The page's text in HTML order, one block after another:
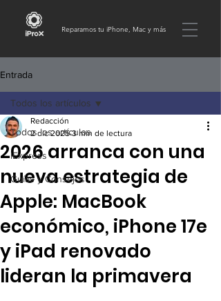
Reparamos tu iPhone, Mac y más
Entrada
Todos los artículos
iExpress
Guías y Consejos
Todos los artículos
2026 arranca con una
nueva estrategia de
Apple: MacBook
económico, iPhone 17e
y iPad renovado
lideran la primavera
Redacción
2 dic 2025 3 min de lectura